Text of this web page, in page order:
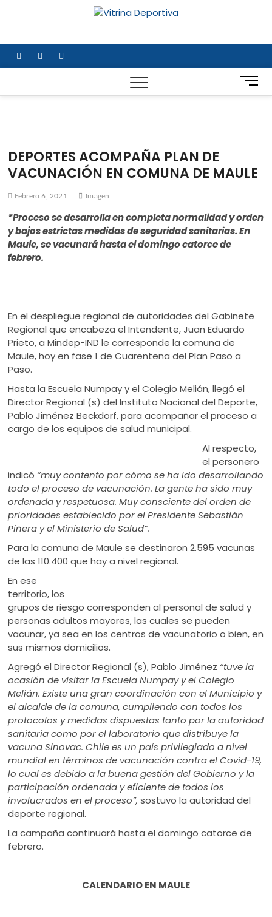
INTERNACIONAL
facebooktwitterinstagram
B
o
m
ú
DEPORTES ACOMPAÑA PLAN DE
VACUNACIÓN EN COMUNA DE MAULE
Febrero 6, 2021 Imagen
*Proceso se desarrolla en completa normalidad y orden
y bajos estrictas medidas de seguridad sanitarias. En
Maule, se vacunará hasta el domingo catorce de
febrero.
En el despliegue regional de autoridades del Gabinete
Regional que encabeza el Intendente, Juan Eduardo
Prieto, a Mindep-IND le corresponde la comuna de
Maule, hoy en fase 1 de Cuarentena del Plan Paso a
Paso.
Hasta la Escuela Numpay y el Colegio Melián, llegó el
Director Regional (s) del Instituto Nacional del Deporte,
Pablo Jiménez Beckdorf, para acompañar el proceso a
cargo de los equipos de salud municipal.
Al respecto,
el personero
indicó “muy contento por cómo se ha ido desarrollando
todo el proceso de vacunación. La gente ha sido muy
ordenada y respetuosa. Muy consciente del orden de
prioridades establecido por el Presidente Sebastián
Piñera y el Ministerio de Salud”.
Para la comuna de Maule se destinaron 2.595 vacunas
de las 110.400 que hay a nivel regional.
En ese
territorio, los
grupos de riesgo corresponden al personal de salud y
personas adultos mayores, las cuales se pueden
vacunar, ya sea en los centros de vacunatorio o bien, en
sus mismos domicilios.
Agregó el Director Regional (s), Pablo Jiménez “tuve la
ocasión de visitar la Escuela Numpay y el Colegio
Melián. Existe una gran coordinación con el Municipio y
el alcalde de la comuna, cumpliendo con todos los
protocolos y medidas dispuestas tanto por la autoridad
sanitaria como por el laboratorio que distribuye la
vacuna Sinovac. Chile es un país privilegiado a nivel
mundial en términos de vacunación contra el Covid-19,
lo cual es debido a la buena gestión del Gobierno y la
participación ordenada y eficiente de todos los
involucrados en el proceso”,sostuvo la autoridad del
deporte regional.
La campaña continuará hasta el domingo catorce de
febrero.
CALENDARIO EN MAULE